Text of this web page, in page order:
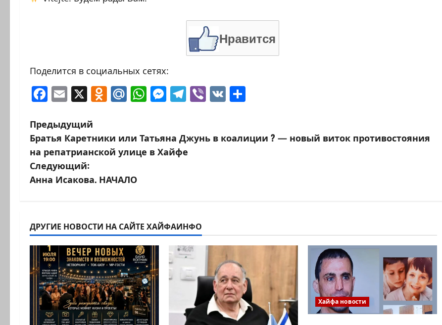
Нравится
Поделится в социальных сетях:
Facebook
Email
X Odnoklassniki
Mail.Ru
WhatsApp
Messenger
Telegram
Viber
VK
Н
а
в
и
а
ц
и
Предыдущий
Братья Каретники или Татьяна Джунь в коалиции ? — новый виток противостояния
на репатрианской улице в Хайфе
Следующий:
Анна Исакова. НАЧАЛО
ДРУГИЕ НОВОСТИ НА САЙТЕ ХАЙФАИНФО
Хайфа новости